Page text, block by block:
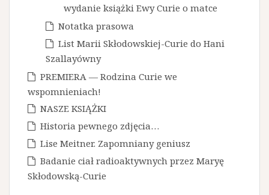
wydanie książki Ewy Curie o matce
Notatka prasowa
List Marii Skłodowskiej-Curie do Hani
Szallayówny
PREMIERA — Rodzina Curie we
wspomnieniach!
NASZE KSIĄŻKI
Historia pewnego zdjęcia…
Lise Meitner. Zapomniany geniusz
Badanie ciał radioaktywnych przez Maryę
Skłodowską-Curie